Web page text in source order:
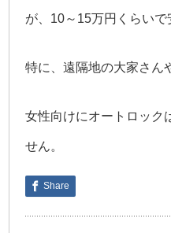
が、10～15万円くらいで
特に、遠隔地の大家さん
女性向けにオートロック
せん。
Share